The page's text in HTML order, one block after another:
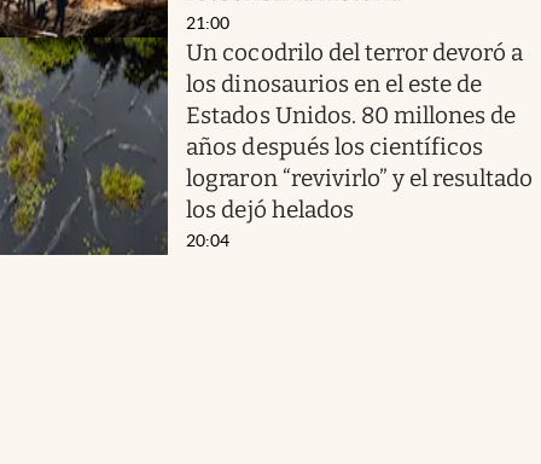
21:00
Un cocodrilo del terror devoró a
los dinosaurios en el este de
Estados Unidos. 80 millones de
años después los científicos
lograron “revivirlo” y el resultado
los dejó helados
20:04